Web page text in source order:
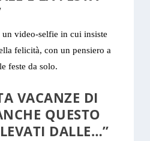
video-selfie in cui insiste
felicità, con un pensiero a
feste da solo.
VACANZE DI
QUESTO
DALLE…”